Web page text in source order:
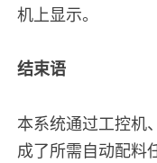
机上显示。
结束语
本系统通过工控机
成了所需自动配料